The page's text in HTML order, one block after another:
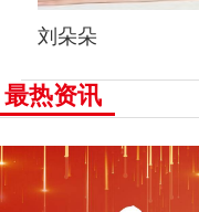
刘朵朵
最热资讯